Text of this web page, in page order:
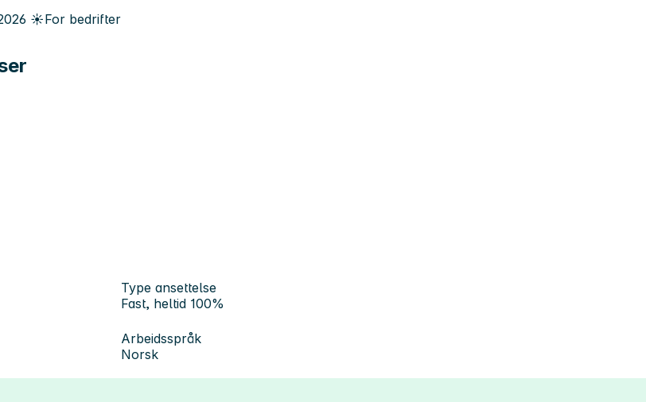
☀️For bedrifter
Type ansettelse
Fast, heltid 100%
Arbeidsspråk
Norsk